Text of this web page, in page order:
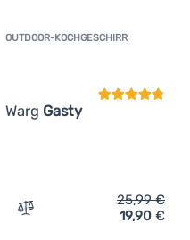
GSI Outdoors Mini-
OUTDOOR-KOCHGESCHIRR
Warg Gasty
Zum Vergleich 'Outdoor-
25,99€
19,90 €